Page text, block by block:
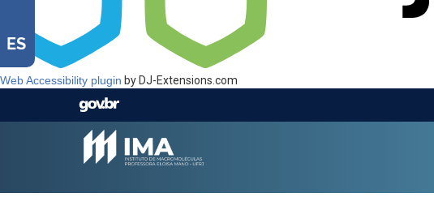
Web Accessibility plugin by DJ-Extensions.com
ES